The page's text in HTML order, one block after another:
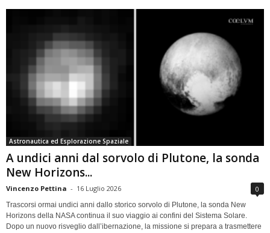
Astronautica ed Esplorazione Spaziale
A undici anni dal sorvolo di Plutone, la sonda
New Horizons...
Vincenzo Pettina - 16 Luglio 2026 0
Trascorsi ormai undici anni dallo storico sorvolo di Plutone, la sonda New
Horizons della NASA continua il suo viaggio ai confini del Sistema Solare.
Dopo un nuovo risveglio dall’ibernazione, la missione si prepara a trasmettere